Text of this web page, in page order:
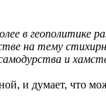
в геополитике
на тему
и
и думает, что